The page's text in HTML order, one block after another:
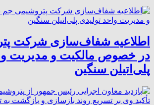
اطلاعیه شفاف‌سازی شرکت
در خصوص مالکیت و مدیریت
پلی‌اتیلن سنگین